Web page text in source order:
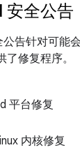
全公告
告针对可能
修复程序。
平台修复
内核修复